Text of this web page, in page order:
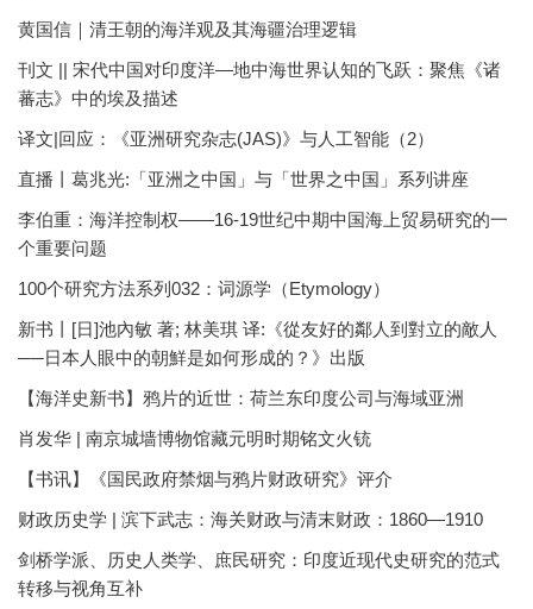
黄国信｜清王朝的海洋观及其海疆治理逻辑
刊文 || 宋代中国对印度洋—地中海世界认知的飞跃：聚焦《诸
蕃志》中的埃及描述
译文|回应：《亚洲研究杂志(JAS)》与人工智能（2）
直播丨葛兆光:「亚洲之中国」与「世界之中国」系列讲座
李伯重：海洋控制权——16-19世纪中期中国海上贸易研究的一
个重要问题
100个研究方法系列032：词源学（Etymology）
新书丨[日]池內敏 著; 林美琪 译:《從友好的鄰人到對立的敵人
──日本人眼中的朝鮮是如何形成的？》出版
【海洋史新书】鸦片的近世：荷兰东印度公司与海域亚洲
肖发华 | 南京城墙博物馆藏元明时期铭文火铳
【书讯】《国民政府禁烟与鸦片财政研究》评介
财政历史学 | 滨下武志：海关财政与清末财政：1860—1910
剑桥学派、历史人类学、庶民研究：印度近现代史研究的范式
转移与视角互补